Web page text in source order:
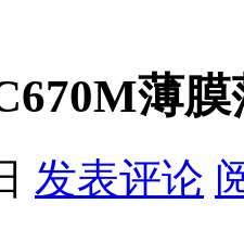
薄
发表评论